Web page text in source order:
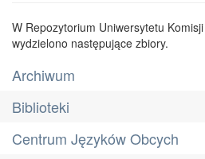
W Repozytorium Uniwersytetu
wydzielono następujące zbiory.
Archiwum
Biblioteki
Centrum Języków Obcych